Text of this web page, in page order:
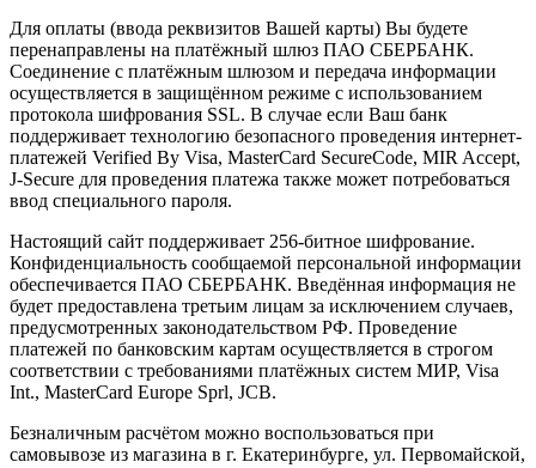
Для оплаты (ввода реквизитов Вашей карты) Вы будете
перенаправлены на платёжный шлюз ПАО СБЕРБАНК.
Соединение с платёжным шлюзом и передача информации
осуществляется в защищённом режиме с использованием
протокола шифрования SSL. В случае если Ваш банк
поддерживает технологию безопасного проведения интернет-
платежей Verified By Visa, MasterCard SecureCode, MIR Accept,
J-Secure для проведения платежа также может потребоваться
ввод специального пароля.
Настоящий сайт поддерживает 256-битное шифрование.
Конфиденциальность сообщаемой персональной информации
обеспечивается ПАО СБЕРБАНК. Введённая информация не
будет предоставлена третьим лицам за исключением случаев,
предусмотренных законодательством РФ. Проведение
платежей по банковским картам осуществляется в строгом
соответствии с требованиями платёжных систем МИР, Visa
Int., MasterCard Europe Sprl, JCB.
Безналичным расчётом можно воспользоваться при
самовывозе из магазина в г. Екатеринбурге, ул. Первомайской,